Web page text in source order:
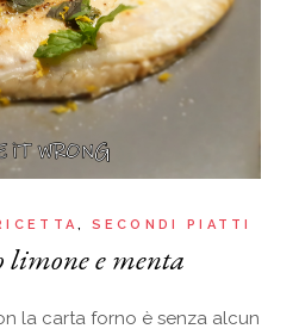
SECONDI PIATTI
e menta
la carta forno è senza alcun